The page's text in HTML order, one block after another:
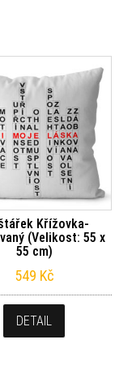
Křížovka-
(Velikost: 55 x
55 cm)
549 Kč
DETAIL